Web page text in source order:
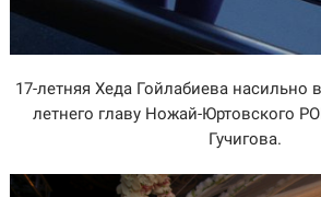
17-летняя Хеда Гойлабиева насильно
летнего главу Ножай-Юртовского
Гучигова.